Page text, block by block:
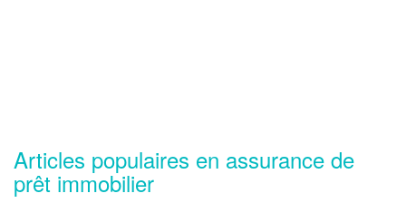
Articles populaires en assurance de
prêt immobilier